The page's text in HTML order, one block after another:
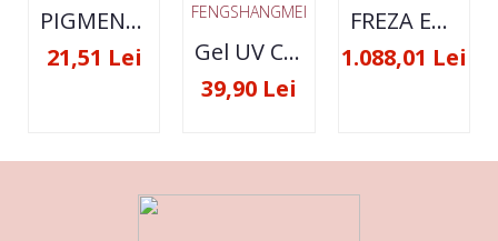
PIGMENT NEON SET 12 CULORI
21,51 Lei
FENGSHANGMEI
Gel UV Constructie FSM 50ML - 07
39,90 Lei
FREZA ELECTRICA STRONG 210 35000 RPM- ORIGINALA
1.088,01 Lei